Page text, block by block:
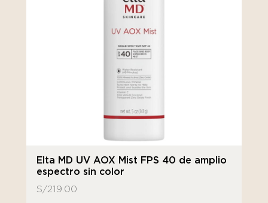
Elta MD UV AOX Mist FPS 40 de amplio
espectro sin color
S/219.00